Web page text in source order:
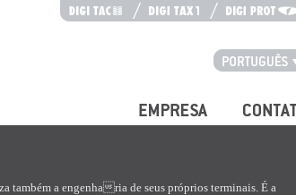
Empresa Contato
também a engenharia de seus próprios terminais. É a